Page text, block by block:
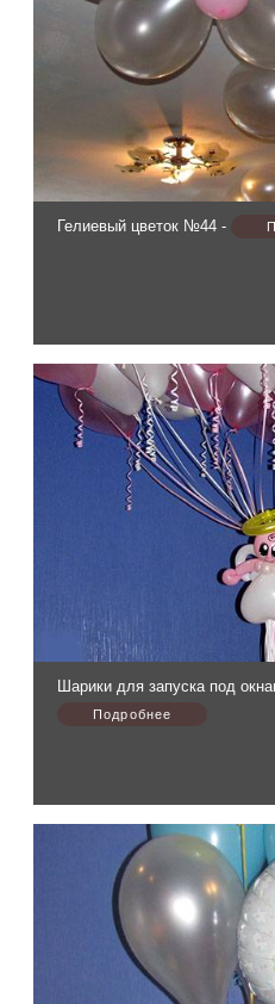
Гелиевый цветок №44 -
Шарики для запуска под